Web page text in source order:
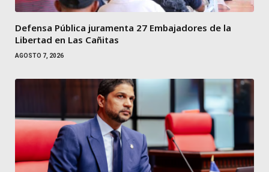
Defensa Pública juramenta 27 Embajadores de la
Libertad en Las Cañitas
AGOSTO 7, 2026